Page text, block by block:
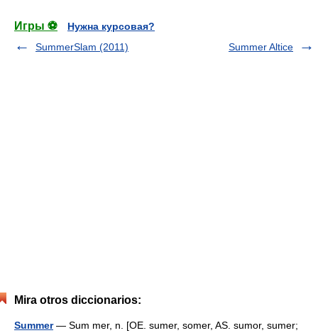
Игры ⚽
Нужна курсовая?
SummerSlam (2011)
Summer Altice
Mira otros diccionarios:
Summer— Sum mer, n. [OE. sumer, somer, AS. sumor, sumer;